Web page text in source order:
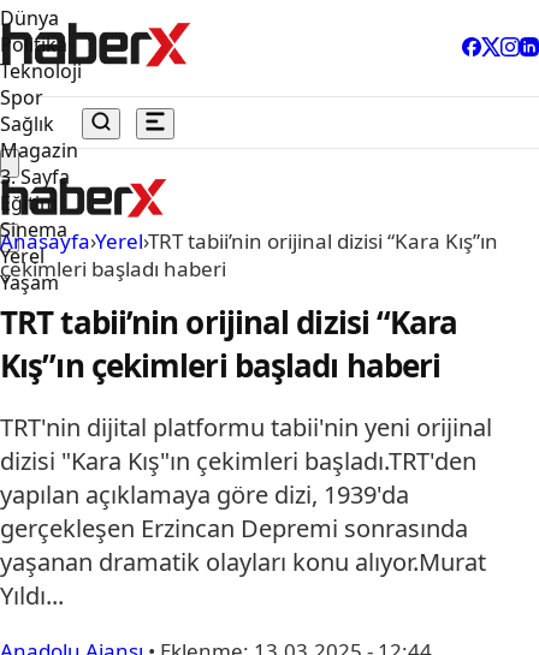
Dünya
Politika
Teknoloji
Spor
Sağlık
Magazin
3. Sayfa
Eğitim
Sinema
Yerel
Yaşam
Anasayfa›Yerel›TRT tabii’nin orijinal dizisi “Kara Kış”ın
çekimleri başladı haberi
TRT tabii’nin orijinal dizisi “Kara
Kış”ın çekimleri başladı haberi
TRT'nin dijital platformu tabii'nin yeni orijinal
dizisi "Kara Kış"ın çekimleri başladı.TRT'den
yapılan açıklamaya göre dizi, 1939'da
gerçekleşen Erzincan Depremi sonrasında
yaşanan dramatik olayları konu alıyor.Murat
Yıldı...